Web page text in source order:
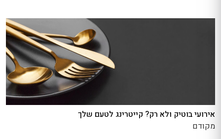
אירועי בוטיק ולא רק? קייטרינג לטעם שלך
מקודם